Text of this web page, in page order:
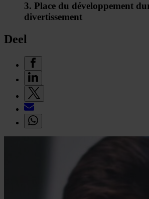
3. Place du développement
divertissement
Deel